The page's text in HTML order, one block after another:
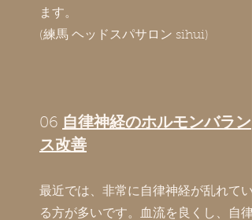
ます。
(練馬 ヘッドスパサロン sihui)
06 自律神経のホルモンバラン
ス改善
最近では、非常に自律神経が乱れてい
る方が多いです。血流を良くし、自律